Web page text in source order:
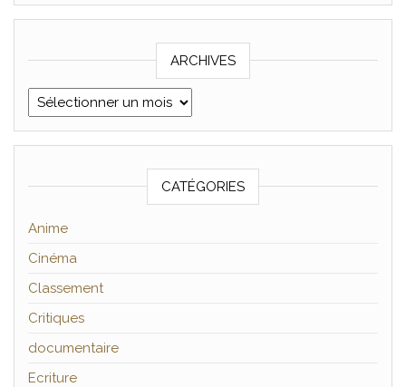
ARCHIVES
Archives
CATÉGORIES
Anime
Cinéma
Classement
Critiques
documentaire
Ecriture